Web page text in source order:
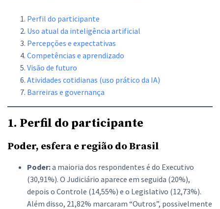
Perfil do participante
Uso atual da inteligência artificial
Percepções e expectativas
Competências e aprendizado
Visão de futuro
Atividades cotidianas (uso prático da IA)
Barreiras e governança
1. Perfil do participante
Poder, esfera e região do Brasil
Poder:a maioria dos respondentes é do Executivo
(30,91%). O Judiciário aparece em seguida (20%),
depois o Controle (14,55%) e o Legislativo (12,73%).
Além disso, 21,82% marcaram “Outros”, possivelmente